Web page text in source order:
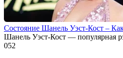
Состояние Шанель Уэст-Кост – Как
Шанель Уэст-Кост — популярная
052